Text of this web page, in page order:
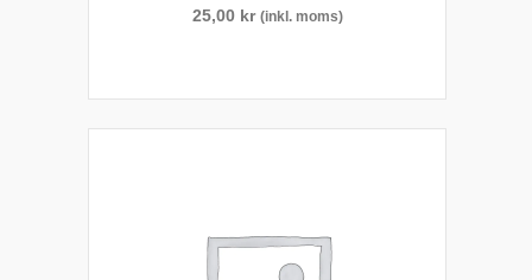
25,00 kr (inkl. moms)